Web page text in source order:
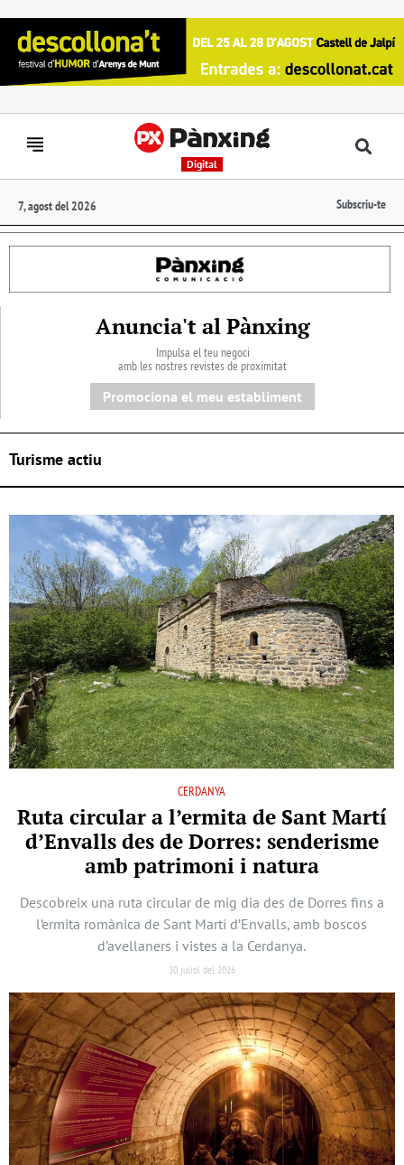
Digital
7, agost del 2026 Subscriu-te
Anuncia't al Pànxing
Impulsa el teu negoci
amb les nostres revistes de proximitat
Promociona el meu establiment
Turisme actiu
CERDANYA
Ruta circular a l’ermita de Sant Martí
d’Envalls des de Dorres: senderisme
amb patrimoni i natura
Descobreix una ruta circular de mig dia des de Dorres fins a
l’ermita romànica de Sant Martí d’Envalls, amb boscos
d’avellaners i vistes a la Cerdanya.
30 juliol del 2026